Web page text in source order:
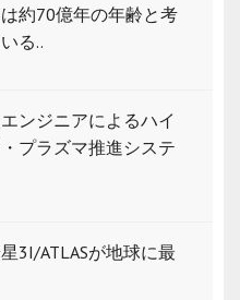
は約70億年の年齢と考
る..
ンジニアによるハイ
プラズマ推進システ
3I/ATLASが地球に最